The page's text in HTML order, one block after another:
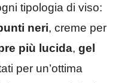
tipologia di viso:
neri, creme per
più lucida, gel
per un’ottima